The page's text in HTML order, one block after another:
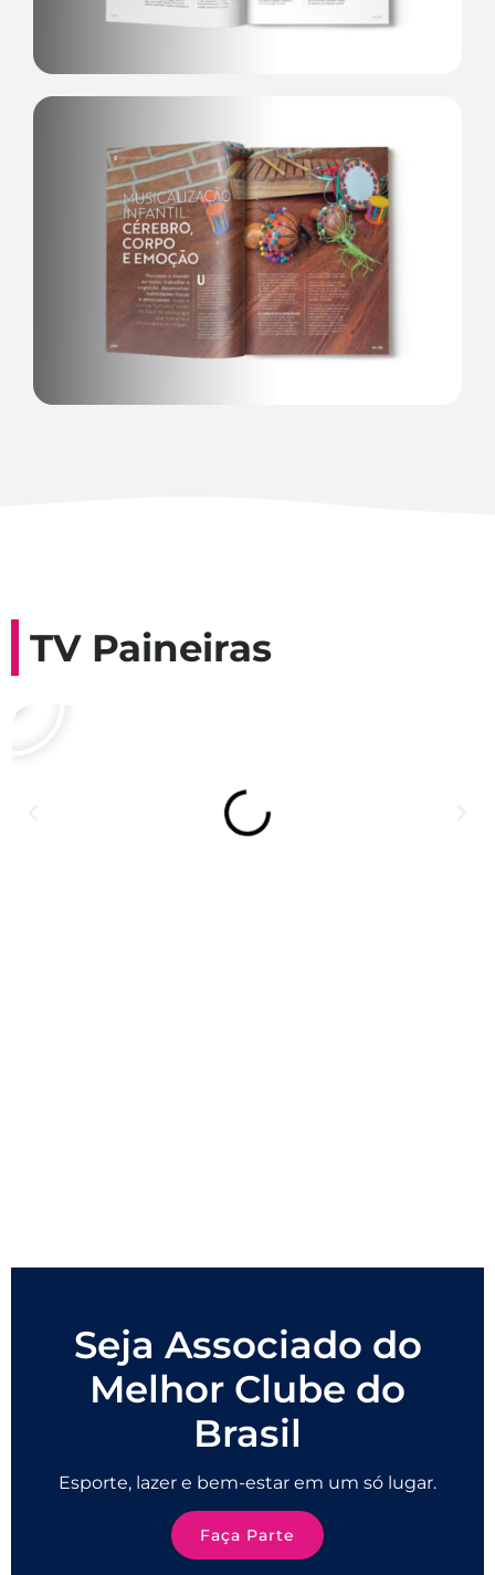
TV Paineiras
Seja Associado do
Melhor Clube do
Brasil
Esporte, lazer e bem-estar em um só lugar.
Faça Parte